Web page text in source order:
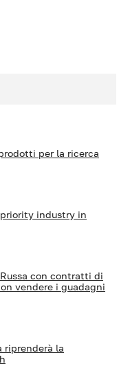
per la ricerca
industry in
con contratti di
vendere i guadagni
riprenderà la